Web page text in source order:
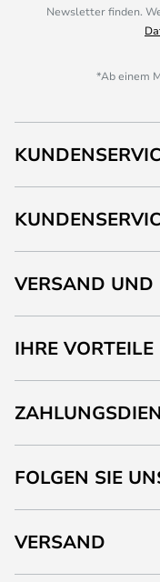
Newsletter finden.
*Ab einem
VERSAND UND
IHRE VORTEILE
FOLGEN SIE
VERSAND